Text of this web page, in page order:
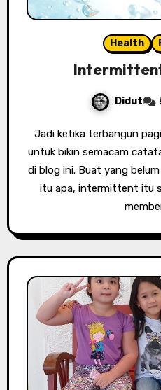
Health
Didut
Jadi ketika terbangun pagi ini, tiba-tiba terinspirasi
untuk bikin semacam
di blog ini. Buat yang
itu apa, intermittent itu